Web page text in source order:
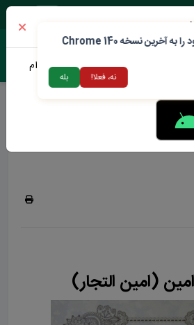
امین (امین
امین (امین التجار)
من
من می توانید از طریق لینک زیر اقدام
لطفاً مرورگر خود را به آخرین نسخه Chrome 140
نه، فعلا! بله